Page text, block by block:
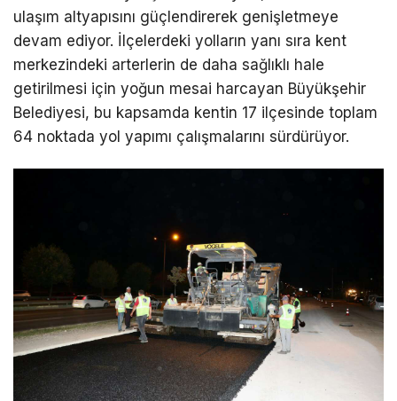
ulaşım altyapısını güçlendirerek genişletmeye
devam ediyor. İlçelerdeki yolların yanı sıra kent
merkezindeki arterlerin de daha sağlıklı hale
getirilmesi için yoğun mesai harcayan Büyükşehir
Belediyesi, bu kapsamda kentin 17 ilçesinde toplam
64 noktada yol yapımı çalışmalarını sürdürüyor.